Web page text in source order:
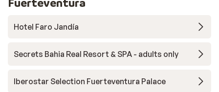
Fuerteventura
Hotel Faro Jandía
Secrets Bahia Real Resort & SPA - adults only
Iberostar Selection Fuerteventura Palace